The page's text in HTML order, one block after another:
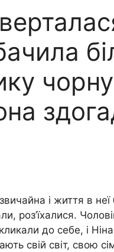
і життя в неї
роз’їхалися.
до себе, і
свій світ, свою